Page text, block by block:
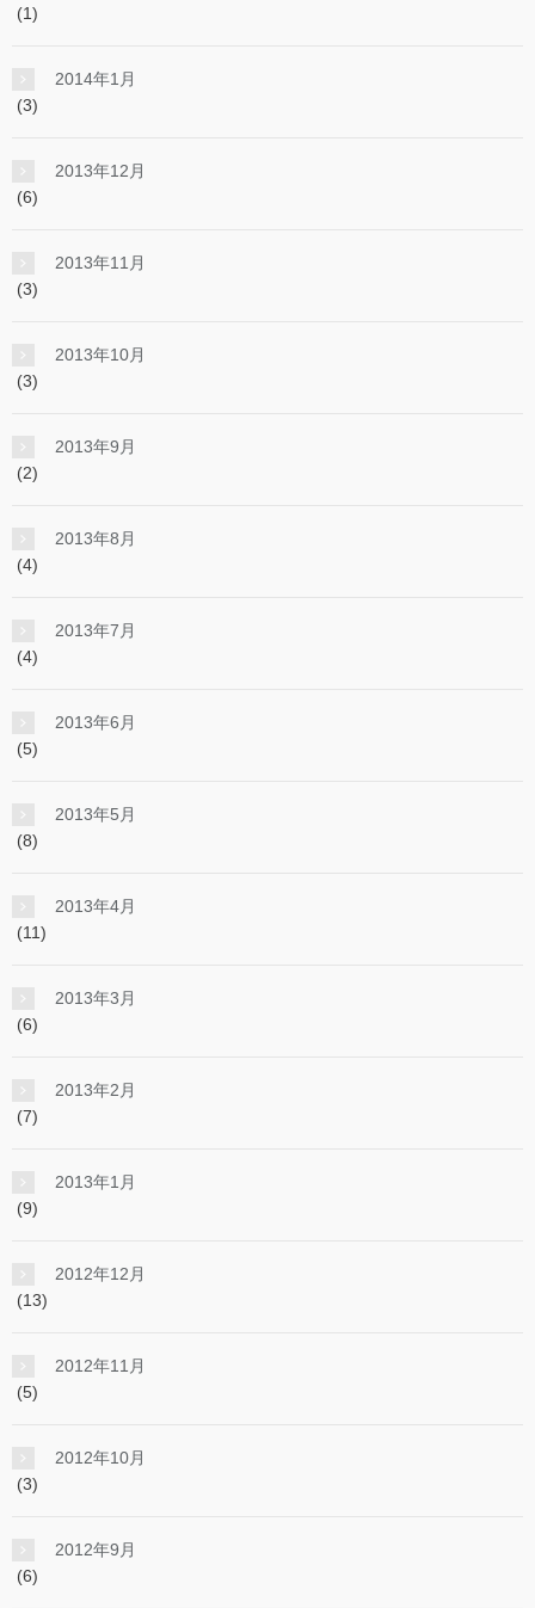
(1)
2014年1月
(3)
2013年12月
(6)
2013年11月
(3)
2013年10月
(3)
2013年9月
(2)
2013年8月
(4)
2013年7月
(4)
2013年6月
(5)
2013年5月
(8)
2013年4月
(11)
2013年3月
(6)
2013年2月
(7)
2013年1月
(9)
2012年12月
(13)
2012年11月
(5)
2012年10月
(3)
2012年9月
(6)